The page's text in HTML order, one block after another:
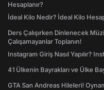
Hesaplanır?
İdeal Kilo Nedir? İdeal Kilo
Ders Çalışırken Dinlenecek
Çalışamayanlar Toplanın!
Instagram Giriş Nasıl Yapılır?
41 Ülkenin Bayrakları ve Ülke
GTA San Andreas Hileleri!